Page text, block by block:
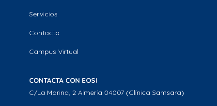
Servicios
Contacto
Campus Virtual
CONTACTA CON EOSI
C/La Marina, 2 Almería 04007 (Clínica Samsara)